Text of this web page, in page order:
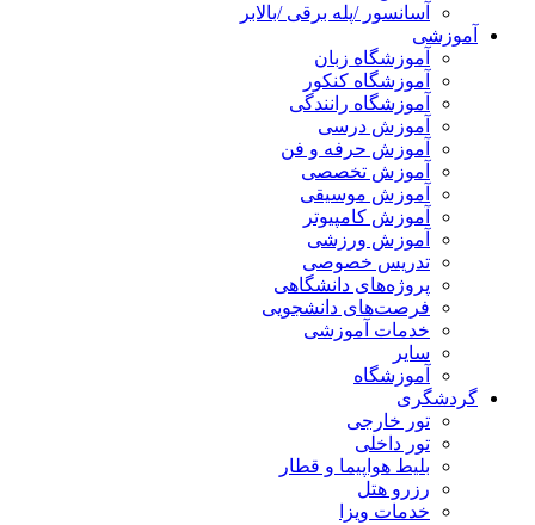
آسانسور /پله برقی /بالابر
آموزشی
آموزشگاه زبان
آموزشگاه کنکور
آموزشگاه رانندگی
آموزش درسی
آموزش حرفه و فن
آموزش تخصصی
آموزش موسیقی
آموزش کامپیوتر
آموزش ورزشی
تدریس خصوصی
پروژه‌های دانشگاهی
فرصت‌های دانشجویی
خدمات آموزشی
سایر
آموزشگاه
گردشگری
تور خارجی
تور داخلی
بلیط هواپیما و قطار
رزرو هتل
خدمات ویزا